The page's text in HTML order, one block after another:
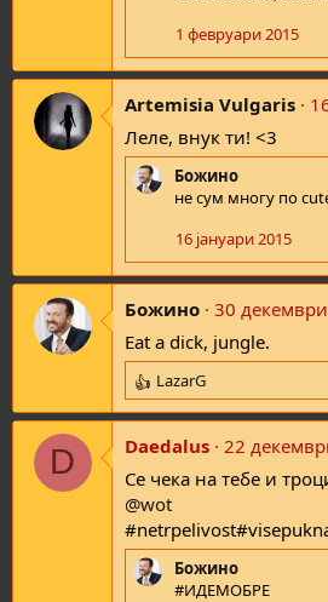
1 февруари 2015
Artemisia Vulgaris
Леле, внук ти! <3
Божино
не сум многу по
16 јануари 2015
Божино 30
Eat a dick, jungle.
R
e
c
t
i
o
n
s
:
LazarG
D Daedalus
22
Се чека на тебе и
@wot
Божино
#ИДЕМОБРЕ